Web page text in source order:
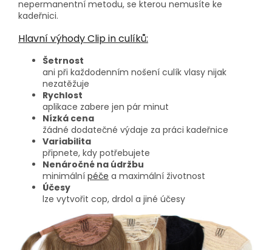
nepermanentní metodu, se kterou nemusíte ke
kadeřnici.
Hlavní výhody Clip in culíků:
Šetrnost
ani při každodenním nošení culík vlasy nijak
nezatěžuje
Rychlost
aplikace zabere jen pár minut
Nízká cena
žádné dodatečné výdaje za práci kadeřnice
Variabilita
připnete, kdy potřebujete
Nenáročné na údržbu
minimální péče a maximální životnost
Účesy
lze vytvořit cop, drdol a jiné účesy